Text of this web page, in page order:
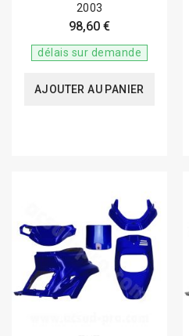
2003
98,60 €
délais sur demande
AJOUTER AU PANIER